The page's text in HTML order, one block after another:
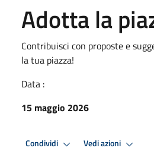
Adotta la
Contribuisci con proposte e
la tua piazza!
Data :
15 maggio 2026
Condividi Vedi azioni